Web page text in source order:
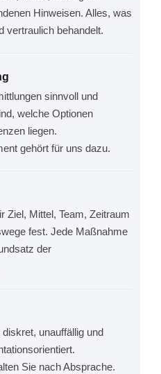
Hinweisen. Alles, was
vertraulich behandelt.
sinnvoll und
welche Optionen
liegen.
gehört für uns dazu.
Ziel, Mittel, Team, Zeitraum
fest. Jede Maßnahme
der
unauffällig und
Sie nach Absprache.